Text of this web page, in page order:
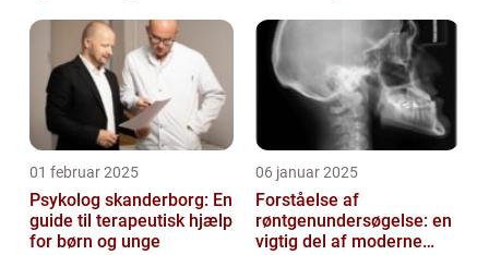
01 februar 2025
Psykolog skanderborg: En
guide til terapeutisk hjælp
for børn og unge
06 januar 2025
Forståelse af
røntgenundersøgelse: en
vigtig del af moderne